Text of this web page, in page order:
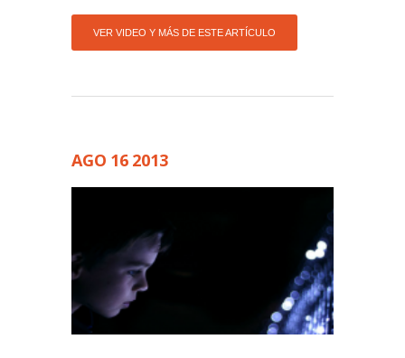
VER VIDEO Y MÁS DE ESTE ARTÍCULO
AGO 16 2013